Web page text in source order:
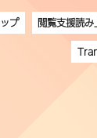
プ 閲覧支援読